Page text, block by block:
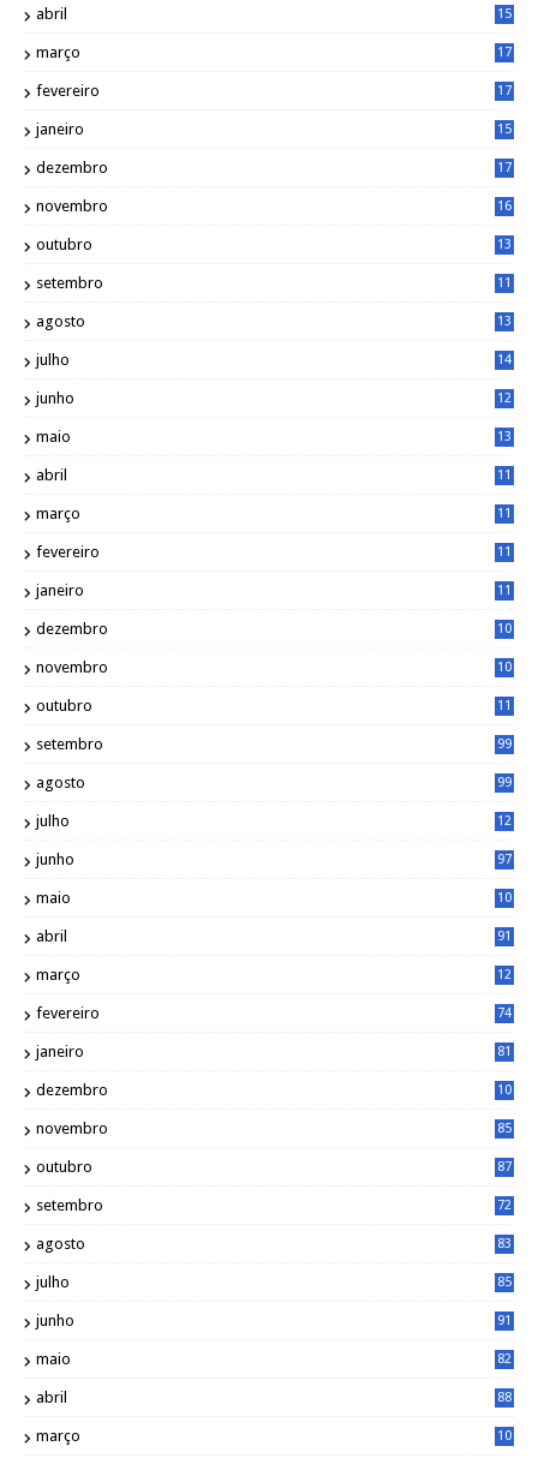
abril
15
março
17
fevereiro
17
janeiro
15
dezembro
17
novembro
16
outubro
13
setembro
11
agosto
13
julho
14
junho
12
maio
13
abril
11
março
11
fevereiro
11
janeiro
11
dezembro
10
novembro
10
outubro
11
setembro 99
agosto 99
julho
12
junho 97
maio
10
abril 91
março
12
fevereiro 74
janeiro 81
dezembro
10
novembro 85
outubro 87
setembro 72
agosto 83
julho 85
junho 91
maio 82
abril 88
março
10